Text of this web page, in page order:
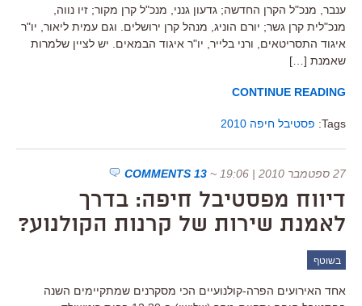
ענבר, מנכ"ל הקרן החדשה; גדעון גנני, מנכ"ל קרן מקור; זיו נווה,
מנכ"לית קרן גשר; יורם הוניג, מנהל קרן ירושלים. וגם עמית ליאור, יו"ר
איגוד התסריטאים, ורני בלייר, יו"ר איגוד הבמאים. יש לציין שלמרות
שאמנת […]
CONTINUE READING
Tags: פסטיבל חיפה 2010
27 ספטמבר 2010 | 19:06 ~
13 COMMENTS
דיווח מפסטיבל חיפה: בדרך
לאמנת שירות של קרנות הקולנוע?
בשוטף
אחד האירועים הפרה-קולנועיים הכי מסקרנים שמתקיימים השנה